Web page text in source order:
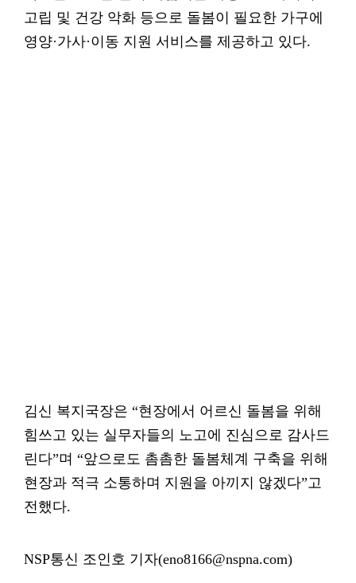
고립 및 건강 악화 등으로 돌봄이 필요한 가구에
영양·가사·이동 지원 서비스를 제공하고 있다.
김신 복지국장은 “현장에서 어르신 돌봄을 위해
힘쓰고 있는 실무자들의 노고에 진심으로 감사드
린다”며 “앞으로도 촘촘한 돌봄체계 구축을 위해
현장과 적극 소통하며 지원을 아끼지 않겠다”고
전했다.
NSP통신 조인호 기자(eno8166@nspna.com)